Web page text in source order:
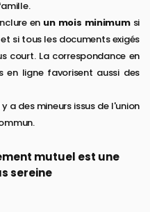
en un mois minimumsi
si tous les documents exigés
court. La correspondance en
ligne favorisent aussi des
a des mineurs issus de l'union
mutuel est une
sereine